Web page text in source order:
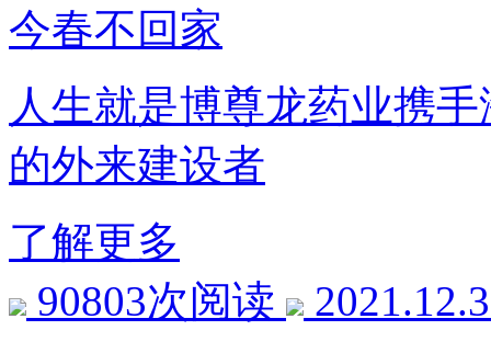
今春不回家
人生就是博尊龙药业携
的外来建设者
了解更多
90803次阅读